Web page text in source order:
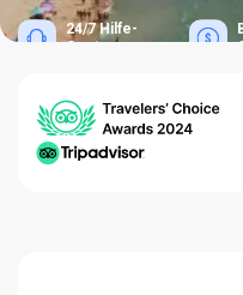
24/7 Hilfe-
Center